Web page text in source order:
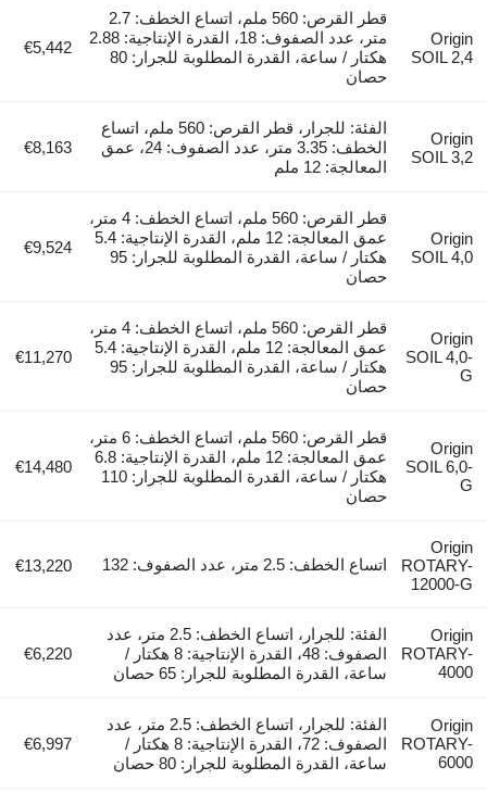
Origin
SOIL 2,4
قطر القرص: 560 ملم، اتساع الخطف: 2.7
متر، عدد الصفوف: 18، القدرة الإنتاجية: 2.88
هكتار / ساعة، القدرة المطلوبة للجرار: 80
حصان
€5,442
Origin
SOIL 3,2
الفئة: للجرار، قطر القرص: 560 ملم، اتساع
الخطف: 3.35 متر، عدد الصفوف: 24، عمق
المعالجة: 12 ملم
€8,163
Origin
SOIL 4,0
قطر القرص: 560 ملم، اتساع الخطف: 4 متر،
عمق المعالجة: 12 ملم، القدرة الإنتاجية: 5.4
هكتار / ساعة، القدرة المطلوبة للجرار: 95
حصان
€9,524
Origin
SOIL 4,0-
G
قطر القرص: 560 ملم، اتساع الخطف: 4 متر،
عمق المعالجة: 12 ملم، القدرة الإنتاجية: 5.4
هكتار / ساعة، القدرة المطلوبة للجرار: 95
حصان
€11,270
Origin
SOIL 6,0-
G
قطر القرص: 560 ملم، اتساع الخطف: 6 متر،
عمق المعالجة: 12 ملم، القدرة الإنتاجية: 6.8
هكتار / ساعة، القدرة المطلوبة للجرار: 110
حصان
€14,480
Origin
ROTARY-
12000-G
اتساع الخطف: 2.5 متر، عدد الصفوف: 132 €13,220
Origin
ROTARY-
4000
الفئة: للجرار، اتساع الخطف: 2.5 متر، عدد
الصفوف: 48، القدرة الإنتاجية: 8 هكتار /
ساعة، القدرة المطلوبة للجرار: 65 حصان
€6,220
Origin
ROTARY-
6000
الفئة: للجرار، اتساع الخطف: 2.5 متر، عدد
الصفوف: 72، القدرة الإنتاجية: 8 هكتار /
ساعة، القدرة المطلوبة للجرار: 80 حصان
€6,997